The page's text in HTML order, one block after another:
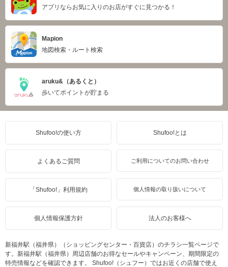
アプリならお気に入りのお店がすぐに見つかる！
Mapion
地図検索・ルート検索
aruku&（あるくと）
歩いてポイントが貯まる
Shufoo!の使い方 Shufoo!とは
よくあるご質問 ご利用についてのお問い合わせ
「Shufoo!」利用規約 個人情報の取り扱いについて
個人情報保護方針 法人のお客様へ
新福井駅（福井県）（ショッピングセンター・百貨店）のチラシ一覧ページで
す。新福井駅（福井県）周辺店舗のお得なセールやキャンペーン、期間限定の
特売情報などを確認できます。 Shufoo!（シュフー）ではお近くの店舗で使え